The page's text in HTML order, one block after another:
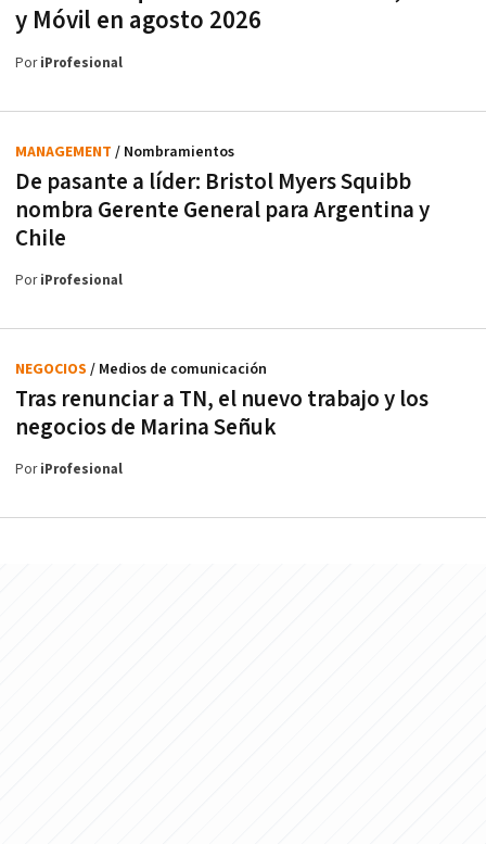
y Móvil en agosto 2026
PoriProfesional
De pasante a líder: Bristol Myers Squibb
nombra Gerente General para Argentina y
Chile
MANAGEMENT / Nombramientos
PoriProfesional
Tras renunciar a TN, el nuevo trabajo y los
negocios de Marina Señuk
NEGOCIOS / Medios de comunicación
PoriProfesional